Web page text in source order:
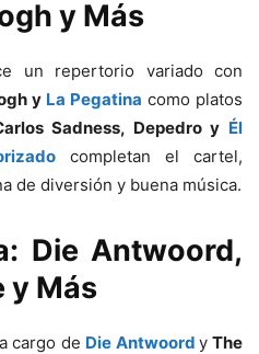
y Más
un repertorio variado con
y La Pegatina como platos
Sadness, Depedro y Él
completan el cartel,
de diversión y buena música.
Die Antwoord,
y Más
cargo de Die Antwoordy The